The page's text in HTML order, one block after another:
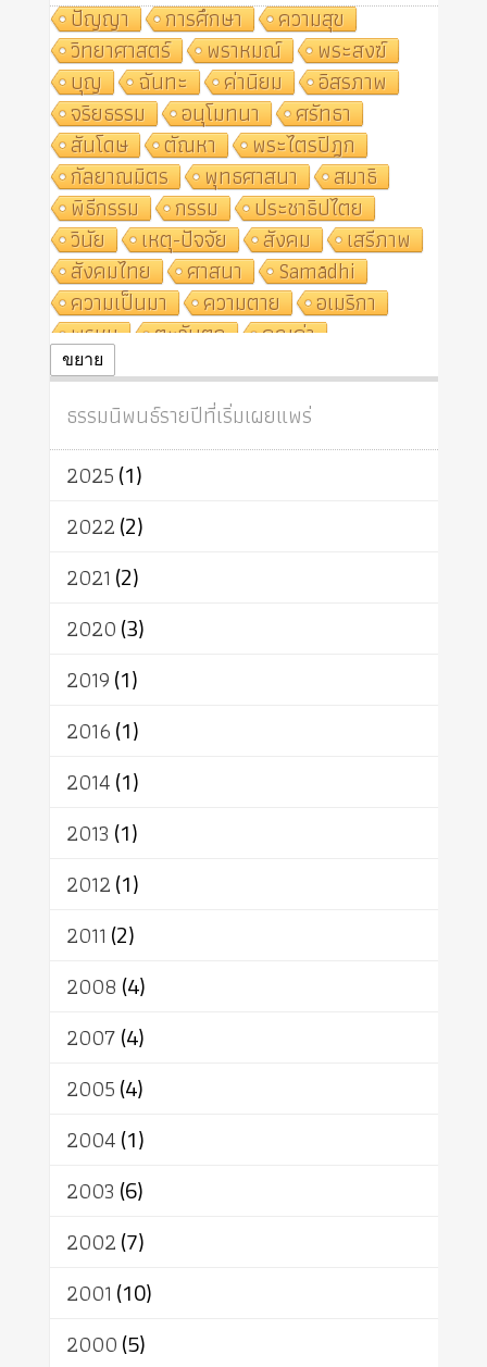
ปัญญา การศึกษา
ความสุข
วิทยาศาสตร์
พราหมณ์
พระสงฆ์
บุญ
ฉันทะ ค่านิยม
อิสรภาพ
จริยธรรม
อนุโมทนา
ศรัทธา
สันโดษ
ตัณหา
พระไตรปิฎก
กัลยาณมิตร
พุทธศาสนา
สมาธิ
พิธีกรรม
กรรม
ประชาธิปไตย
วินัย
เหตุ-ปัจจัย สังคม
เสรีภาพ
สังคมไทย
ศาสนา
Samādhi
ความเป็นมา
ความตาย
อเมริกา
พรหม
ตะวันตก
คุณค่า
ปฏิจจสมุปบาท
ศาสนาประจำชาติ
อินเดีย
ผู้บริโภค
ธรรมาธิปไตย
จักร
การแยกรัฐกับศาสนา
ธรรมชาติ
เทคโนโลยี
สิทธิ
พุทธบริษัท
อัตถะ
เทวดา
ขยาย
ธรรมนิพนธ์รายปีที่เริ่มเผยแพร่
2025(1)
2022(2)
2021 (2)
2020(3)
2019(1)
2016(1)
2014(1)
2013 (1)
2012(1)
2011 (2)
2008 (4)
2007(4)
2005(4)
2004(1)
2003 (6)
2002(7)
2001 (10)
2000(5)